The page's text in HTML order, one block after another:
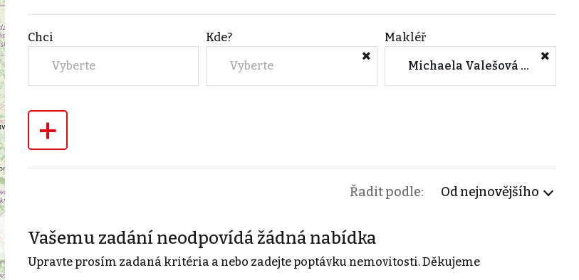
Chci
Vyberte
Kde?
Vyberte
Makléř
Michaela Valešová (M&M reality)
+
Řadit podle: Od nejnovějšího
Vašemu zadání neodpovídá žádná nabídka
Upravte prosím zadaná kritéria a nebo zadejte poptávku nemovitosti. Děkujeme